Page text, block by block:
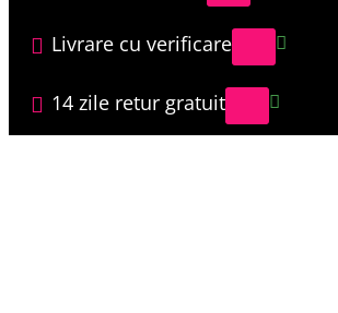
Livrare cu verificare
14 zile retur gratuit